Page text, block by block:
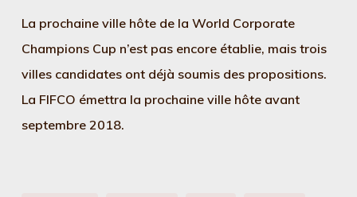
La prochaine ville hôte de la World Corporate
Champions Cup n’est pas encore établie, mais trois
villes candidates ont déjà soumis des propositions.
La FIFCO émettra la prochaine ville hôte avant
septembre 2018.